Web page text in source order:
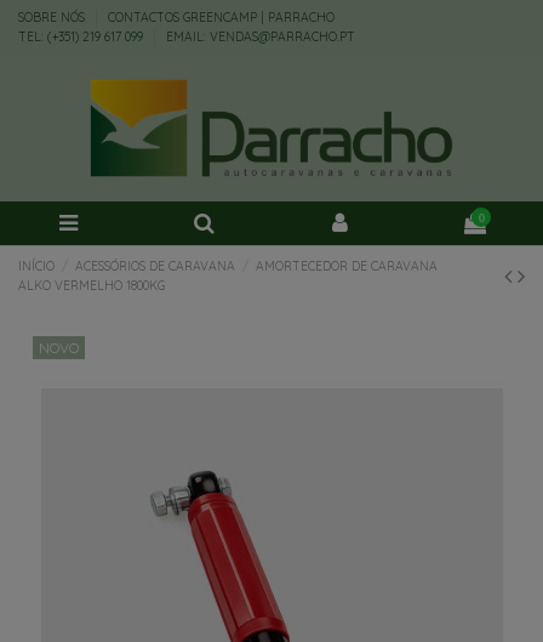
SOBRE NÓS
CONTACTOS GREENCAMP | PARRACHO
TEL: (+351) 219 617 099
EMAIL: VENDAS@PARRACHO.PT
0
INÍCIO ACESSÓRIOS DE CARAVANA
AMORTECEDOR DE CARAVANA
ALKO VERMELHO 1800KG
NOVO